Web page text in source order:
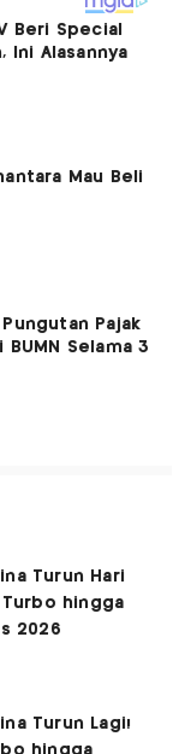
Beri Special
Ini Alasannya
Mau Beli
Pajak
Selama 3
Turun Hari
Turbo hingga
2026
Turun Lagi!
hingga